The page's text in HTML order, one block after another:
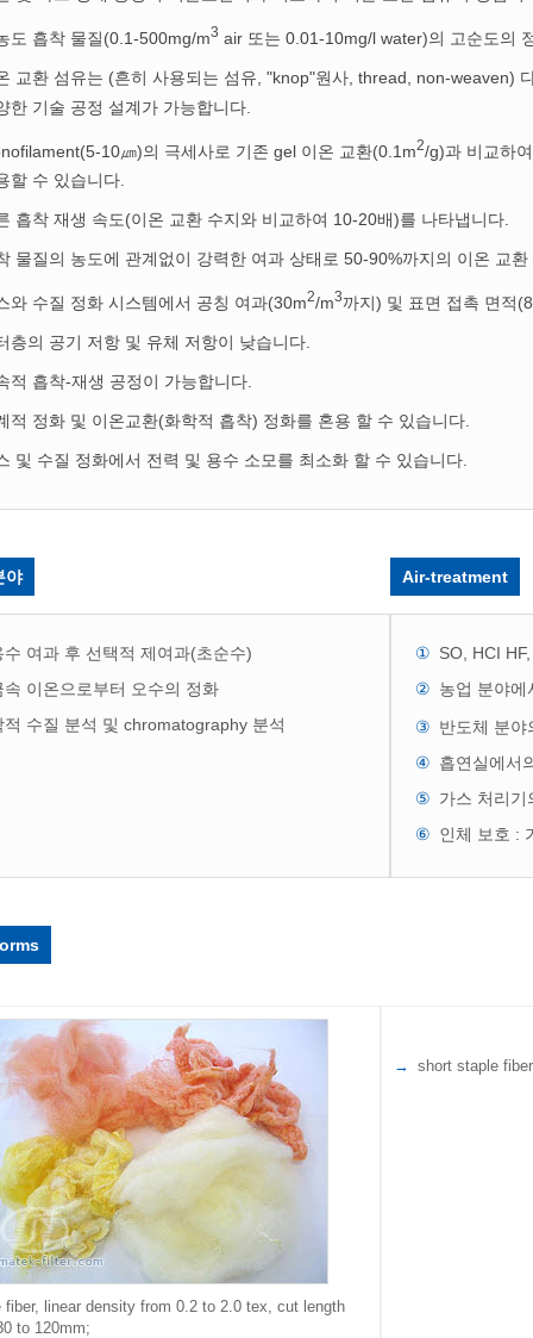
도 흡착 물질(0.1-500mg/m3 air 또는 0.01-10mg/l water)의 고순도의
교환 섬유는 (흔히 사용되는 섬유, "knop"원사, thread, non-weaven)
한 기술 공정 설계가 가능합니다.
10㎛)의 극세사로 기존 gel 이온 교환(0.1m2/g)과 비교하
할 수 있습니다.
흡착 재생 속도(이온 교환 수지와 비교하여 10-20배)를 나타냅니다.
물질의 농도에 관계없이 강력한 여과 상태로 50-90%까지의 이온 교
와 수질 정화 시스템에서 공칭 여과(30m2/m3까지) 및 표면 접촉 면적
층의 공기 저항 및 유체 저항이 낮습니다.
적 흡착-재생 공정이 가능합니다.
적 정화 및 이온교환(화학적 흡착) 정화를 혼용 할 수 있습니다.
및 수질 정화에서 전력 및 용수 소모를 최소화 할 수 있습니다.
야
수 여과 후 선택적 제여과(초순수)
속 이온으로부터 오수의 정화
적 수질 분석 및 chromatography 분석
Air-treatment
SO, HCI
농업 분야에
반도체 분
흡연실에서
가스 처리기
인체 보호 :
fiber, linear density from 0.2 to 2.0 tex, cut length
to 120mm;
short staple